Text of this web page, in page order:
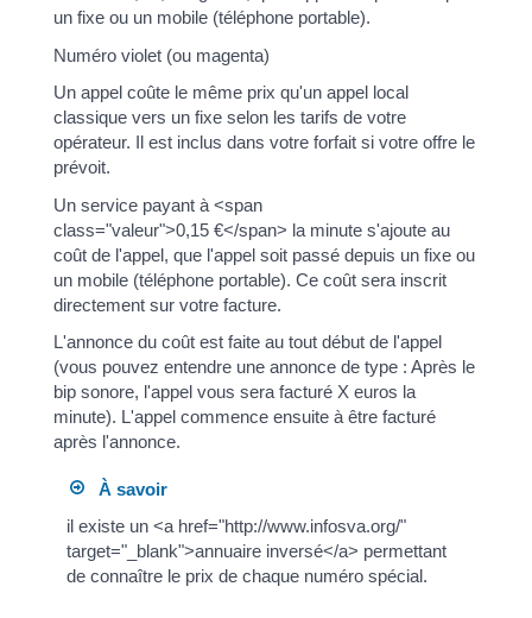
un fixe ou un mobile (téléphone portable).
Numéro violet (ou magenta)
Un appel coûte le même prix qu'un appel local
classique vers un fixe selon les tarifs de votre
opérateur. Il est inclus dans votre forfait si votre offre le
prévoit.
Un service payant à <span
class="valeur">0,15 €</span> la minute s'ajoute au
coût de l'appel, que l'appel soit passé depuis un fixe ou
un mobile (téléphone portable). Ce coût sera inscrit
directement sur votre facture.
L'annonce du coût est faite au tout début de l'appel
(vous pouvez entendre une annonce de type : Après le
bip sonore, l'appel vous sera facturé X euros la
minute). L'appel commence ensuite à être facturé
après l'annonce.
À savoir
il existe un <a href="http://www.infosva.org/"
target="_blank">annuaire inversé</a> permettant
de connaître le prix de chaque numéro spécial.